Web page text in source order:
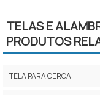
TELAS E
PRODUTOS
TELA PARA CERCA